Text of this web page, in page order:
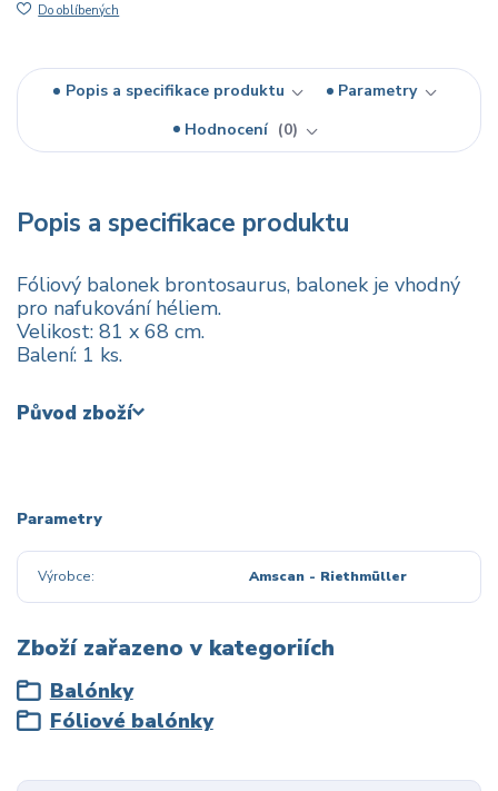
Do oblíbených
Popis a specifikace produktu
Parametry
Hodnocení
0
Popis a specifikace produktu
Fóliový balonek brontosaurus, balonek je vhodný
pro nafukování héliem.
Velikost: 81 x 68 cm.
Balení: 1 ks.
Původ zboží
Parametry
Výrobce Amscan - Riethmüller
Zboží zařazeno v kategoriích
Balónky
Fóliové balónky